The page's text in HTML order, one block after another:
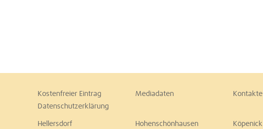
Kostenfreier Eintrag Mediadaten
Kontakte
Datenschutzerklärung
Hellersdorf Hohenschönhausen Köpenick